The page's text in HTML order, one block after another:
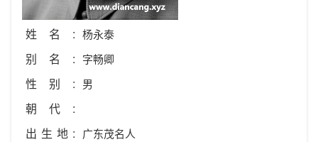
姓名: 杨永泰
别名: 字畅卿
性别: 男
朝代:
出生地: 广东茂名人